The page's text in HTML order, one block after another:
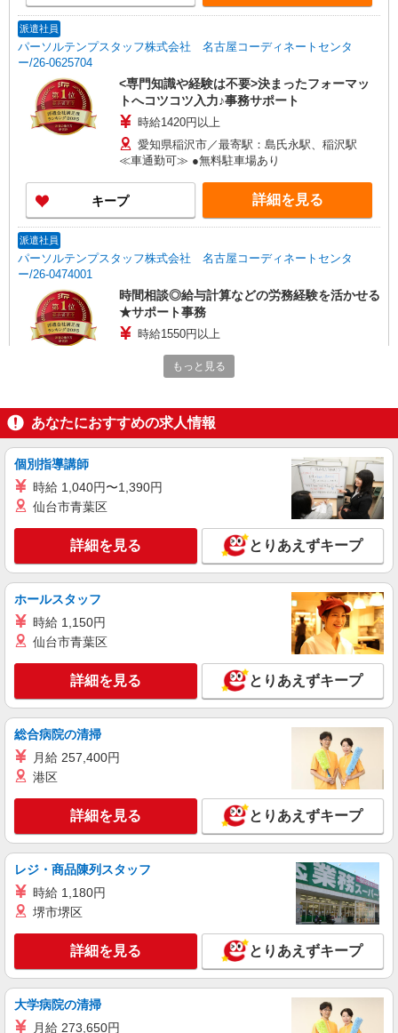
派遣社員
パーソルテンプスタッフ株式会社 名古屋コーディネートセンタ
ー/26-0625704
<専門知識や経験は不要>決まったフォーマッ
トへコツコツ入力♪事務サポート
時給1420円以上
愛知県稲沢市／最寄駅：島氏永駅、稲沢駅
≪車通勤可≫ ●無料駐車場あり
キープ 詳細を見る
派遣社員
パーソルテンプスタッフ株式会社 名古屋コーディネートセンタ
ー/26-0474001
時間相談◎給与計算などの労務経験を活かせる
★サポート事務
時給1550円以上
愛知県稲沢市／最寄駅：奥田駅、清洲駅 ≪
車通勤可≫ ●敷地内の駐車場をご利用頂けます。
キープ 詳細を見る
派遣社員
パーソルテンプスタッフ株式会社 名古屋コーディネートセンタ
ー/26-0616259
［残業なし］パソコン入力できればOK！自分
時給1400円
愛知県稲沢市／最寄駅：稲沢駅、国府宮駅 ●
清須市・北名古屋市・一宮市からもアクセス便利
キープ 詳細を見る
紹介予定派遣
パーソルテンプスタッフ株式会社 キャリアプロモーションセンター
四課/26-0523224
8月開始★［動きある事務］パッケージの生産
時給1500円〜1550円（経験・能力による）
愛知県稲沢市／最寄駅：森上駅 ≪車通勤可
≫ 駐車場無料です♪
キープ 詳細を見る
派遣社員
パーソルエクセルHRパートナーズ株式会社
設計図面のデータ管理のオシゴト
時給1,500円 ※当社規定あり
愛知県稲沢市／最寄駅：大里駅、国府宮駅 ≪
車通勤可≫ 無料の駐車場があります♪
キープ 詳細を見る
もっと見る
あなたにおすすめの求人情報
個別指導講師
時給 1,040円〜1,390円
仙台市青葉区
詳細を見る とりあえずキープ
ホールスタッフ
時給 1,150円
仙台市青葉区
詳細を見る とりあえずキープ
総合病院の清掃
月給 257,400円
港区
詳細を見る とりあえずキープ
レジ・商品陳列スタッフ
時給 1,180円
堺市堺区
詳細を見る とりあえずキープ
大学病院の清掃
月給 273,650円